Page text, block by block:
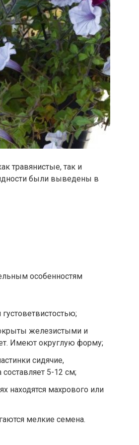
травянистые, так и
были выведены в
особенностям
железистыми и
Имеют округлую форму;
сидячие,
5-12 см;
находятся махрового или
мелкие семена.